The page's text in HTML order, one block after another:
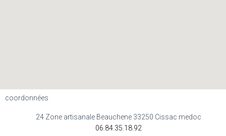
coordonnées
24 Zone artisanale Beauchene 33250 Cissac medoc
06.84.35.18.92